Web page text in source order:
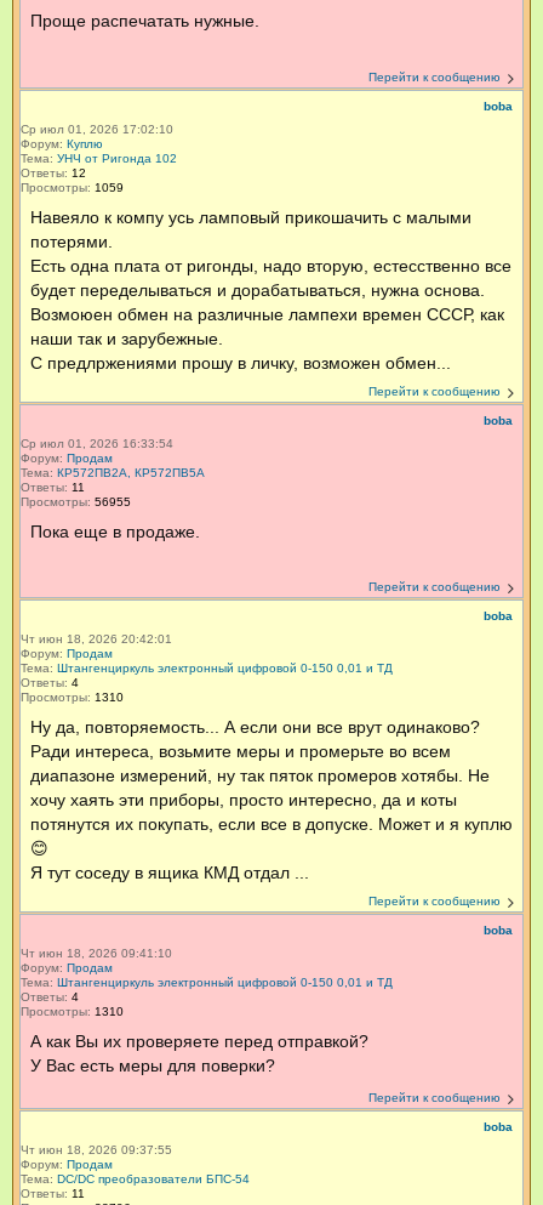
Проще распечатать нужные.
Перейти к сообщению
boba
Ср июл 01, 2026 17:02:10
Форум: Куплю
Тема: УНЧ от Ригонда 102
Ответы: 12
Просмотры: 1059
Навеяло к компу усь ламповый прикошачить с малыми
потерями.
Есть одна плата от ригонды, надо вторую, естесственно все
будет переделываться и дорабатываться, нужна основа.
Возмоюен обмен на различные лампехи времен СССР, как
наши так и зарубежные.
С предлржениями прошу в личку, возможен обмен...
Перейти к сообщению
boba
Ср июл 01, 2026 16:33:54
Форум: Продам
Тема: КР572ПВ2А, КР572ПВ5А
Ответы: 11
Просмотры: 56955
Пока еще в продаже.
Перейти к сообщению
boba
Чт июн 18, 2026 20:42:01
Форум: Продам
Тема: Штангенциркуль электронный цифровой 0-150 0,01 и ТД
Ответы: 4
Просмотры: 1310
Ну да, повторяемость... А если они все врут одинаково?
Ради интереса, возьмите меры и промерьте во всем
диапазоне измерений, ну так пяток промеров хотябы. Не
хочу хаять эти приборы, просто интересно, да и коты
потянутся их покупать, если все в допуске. Может и я куплю
😊
Я тут соседу в ящика КМД отдал ...
Перейти к сообщению
boba
Чт июн 18, 2026 09:41:10
Форум: Продам
Тема: Штангенциркуль электронный цифровой 0-150 0,01 и ТД
Ответы: 4
Просмотры: 1310
А как Вы их проверяете перед отправкой?
У Вас есть меры для поверки?
Перейти к сообщению
boba
Чт июн 18, 2026 09:37:55
Форум: Продам
Тема: DC/DC преобразователи БПС-54
Ответы: 11